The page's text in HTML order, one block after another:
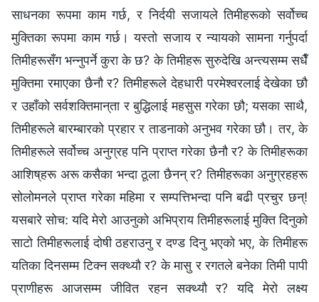
साधनका रूपमा काम गर्छ, र निर्दयी सजायले तिमीहरूको सर्वोच्च
मुक्तिका रूपमा काम गर्छ। यस्तो सजाय र न्यायको सामना गर्नुपर्दा
तिमीहरूसँग भन्नुपर्ने कुरा के छ? के तिमीहरू सुरुदेखि अन्त्यसम्म सधैँ
मुक्तिमा रमाएका छैनौ र? तिमीहरूले देहधारी परमेश्‍वरलाई देखेका छौ
र उहाँको सर्वशक्तिमान्‌ता र बुद्धिलाई महसुस गरेका छौ; यसका साथै,
तिमीहरूले बारम्बारको प्रहार र ताडनाको अनुभव गरेका छौ। तर, के
तिमीहरूले सर्वोच्च अनुग्रह पनि प्राप्त गरेका छैनौ र? के तिमीहरूका
आशिष्‌हरू अरू कसैका भन्दा ठूला छैनन् र? तिमीहरूका अनुग्रहहरू
सोलोमनले प्राप्त गरेका महिमा र सम्पत्तिभन्दा पनि बढी प्रचुर छन्!
यसबारे सोच: यदि मेरो आउनुको अभिप्राय तिमीहरूलाई मुक्ति दिनुको
साटो तिमीहरूलाई दोषी ठहराउनु र दण्ड दिनु भएको भए, के तिमीहरू
यतिका दिनसम्म टिक्न सक्थ्यौ र? के मासु र रगतले बनेका तिमी पापी
प्राणीहरू आजसम्म जीवित रहन सक्थ्यौ र? यदि मेरो लक्ष्य